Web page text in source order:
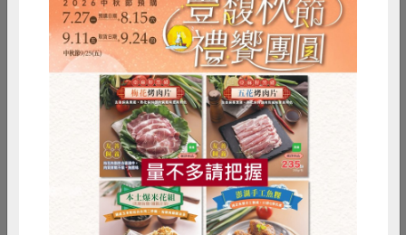
社務會議
三葉十一月區會
2026-11-05
10:00-12:00
線上
RPET 食譜 減硝酸鹽
雞蛋 食安 共同購買